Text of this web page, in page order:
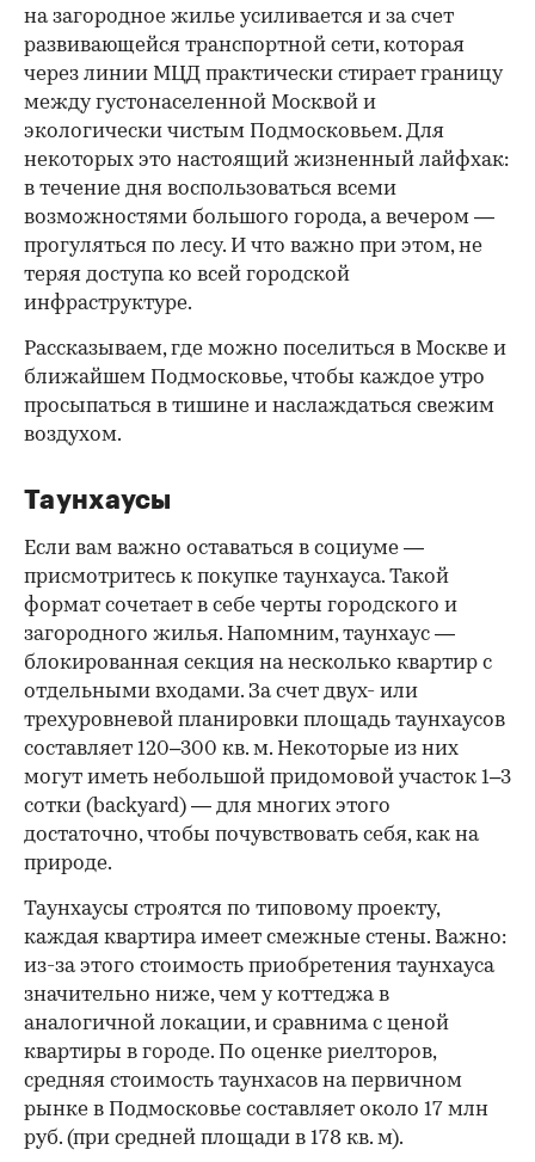
на загородное жилье усиливается и за счет
развивающейся транспортной сети, которая
через линии МЦД практически стирает границу
между густонаселенной Москвой и
экологически чистым Подмосковьем. Для
некоторых это настоящий жизненный лайфхак:
в течение дня воспользоваться всеми
возможностями большого города, а вечером —
прогуляться по лесу. И что важно при этом, не
теряя доступа ко всей городской
инфраструктуре.
Рассказываем, где можно поселиться в Москве и
ближайшем Подмосковье, чтобы каждое утро
просыпаться в тишине и наслаждаться свежим
воздухом.
Таунхаусы
Если вам важно оставаться в социуме —
присмотритесь к покупке таунхауса. Такой
формат сочетает в себе черты городского и
загородного жилья. Напомним, таунхаус —
блокированная секция на несколько квартир с
отдельными входами. За счет двух- или
трехуровневой планировки площадь таунхаусов
составляет 120–300 кв. м. Некоторые из них
могут иметь небольшой придомовой участок 1–3
сотки (backyard) — для многих этого
достаточно, чтобы почувствовать себя, как на
природе.
Таунхаусы строятся по типовому проекту,
каждая квартира имеет смежные стены. Важно:
из-за этого стоимость приобретения таунхауса
значительно ниже, чем у коттеджа в
аналогичной локации, и сравнима с ценой
квартиры в городе. По оценке риелторов,
средняя стоимость таунхасов на первичном
рынке в Подмосковье составляет около 17 млн
руб. (при средней площади в 178 кв. м).